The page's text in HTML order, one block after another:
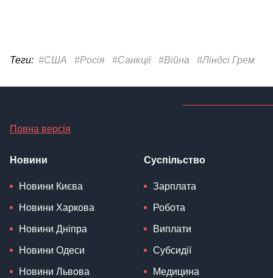
Теги: #США #Росія #Санкції #Війна #Ліндсі Грем
Повна версія
Новини
Новини Києва
Новини Харкова
Новини Дніпра
Новини Одеси
Новини Львова
Суспільство
Зарплата
Робота
Виплати
Субсидії
Медицина